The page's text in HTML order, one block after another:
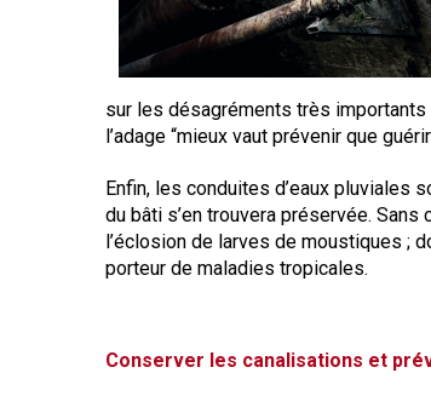
sur les désagréments très importants
l’adage “mieux vaut prévenir que
Enfin, les conduites d’eaux pluviales
du bâti s’en trouvera préservée.
l’éclosion de larves de moustiques ;
porteur de maladies tropicales.
Conserver les canalisations et